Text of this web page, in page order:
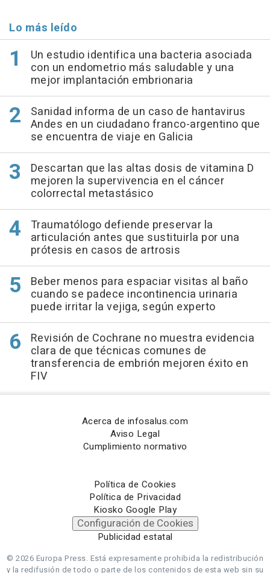
Lo más leído
Un estudio identifica una bacteria asociada
con un endometrio más saludable y una
mejor implantación embrionaria
Sanidad informa de un caso de hantavirus
Andes en un ciudadano franco-argentino que
se encuentra de viaje en Galicia
Descartan que las altas dosis de vitamina D
mejoren la supervivencia en el cáncer
colorrectal metastásico
Traumatólogo defiende preservar la
articulación antes que sustituirla por una
prótesis en casos de artrosis
Beber menos para espaciar visitas al baño
cuando se padece incontinencia urinaria
puede irritar la vejiga, según experto
Revisión de Cochrane no muestra evidencia
clara de que técnicas comunes de
transferencia de embrión mejoren éxito en
FIV
Acerca de infosalus.com
Aviso Legal
Cumplimiento normativo
Política de Cookies
Política de Privacidad
Kiosko Google Play
Configuración de Cookies
Publicidad estatal
© 2026 Europa Press. Está expresamente prohibida la redistribución
y la redifusión de todo o parte de los contenidos de esta web sin su